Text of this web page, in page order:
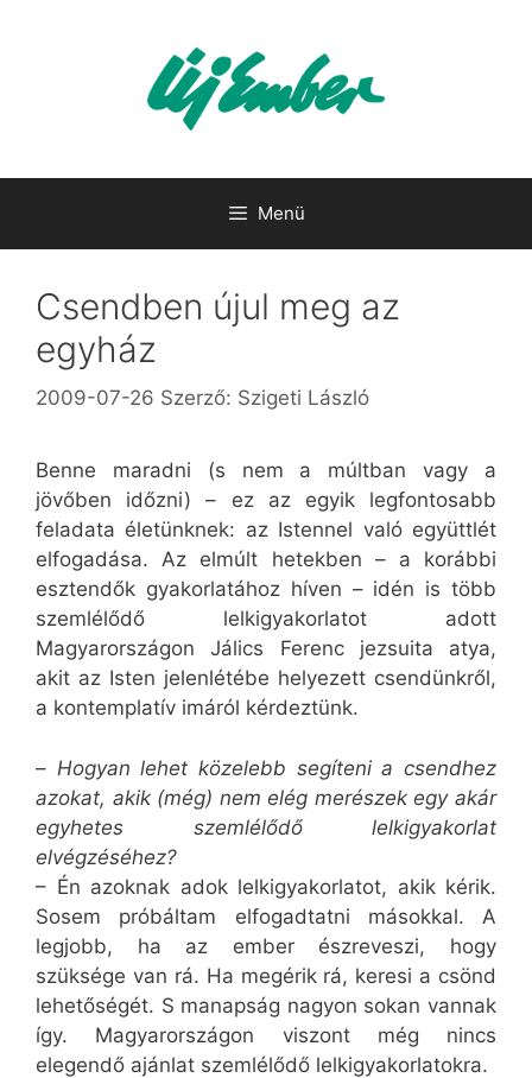
Menü
Csendben újul meg az
egyház
2009-07-26 Szerző: Szigeti László
Benne maradni (s nem a múltban vagy a
jövőben időzni) – ez az egyik legfontosabb
feladata életünknek: az Istennel való együttlét
elfogadása. Az elmúlt hetekben – a korábbi
esztendők gyakorlatához híven – idén is több
szemlélődő lelkigyakorlatot adott
Magyarországon Jálics Ferenc jezsuita atya,
akit az Isten jelenlétébe helyezett csendünkről,
a kontemplatív imáról kérdeztünk.
– Hogyan lehet közelebb segíteni a csendhez
azokat, akik (még) nem elég merészek egy akár
egyhetes szemlélődő lelkigyakorlat
elvégzéséhez?
– Én azoknak adok lelkigyakorlatot, akik kérik.
Sosem próbáltam elfogadtatni másokkal. A
legjobb, ha az ember észreveszi, hogy
szüksége van rá. Ha megérik rá, keresi a csönd
lehetőségét. S manapság nagyon sokan vannak
így. Magyarországon viszont még nincs
elegendő ajánlat szemlélődő lelkigyakorlatokra.